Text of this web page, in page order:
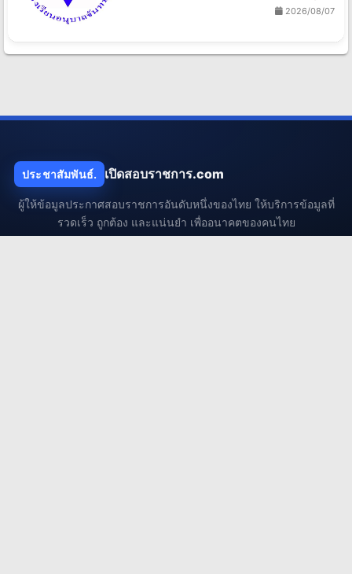
2026/08/07
ประชาสัมพันธ์. เปิดสอบราชการ.com
ผู้ให้ข้อมูลประกาศสอบราชการอันดับหนึ่งของไทย ให้บริการข้อมูลที่
รวดเร็ว ถูกต้อง และแน่นยำ เพื่ออนาคตของคนไทย